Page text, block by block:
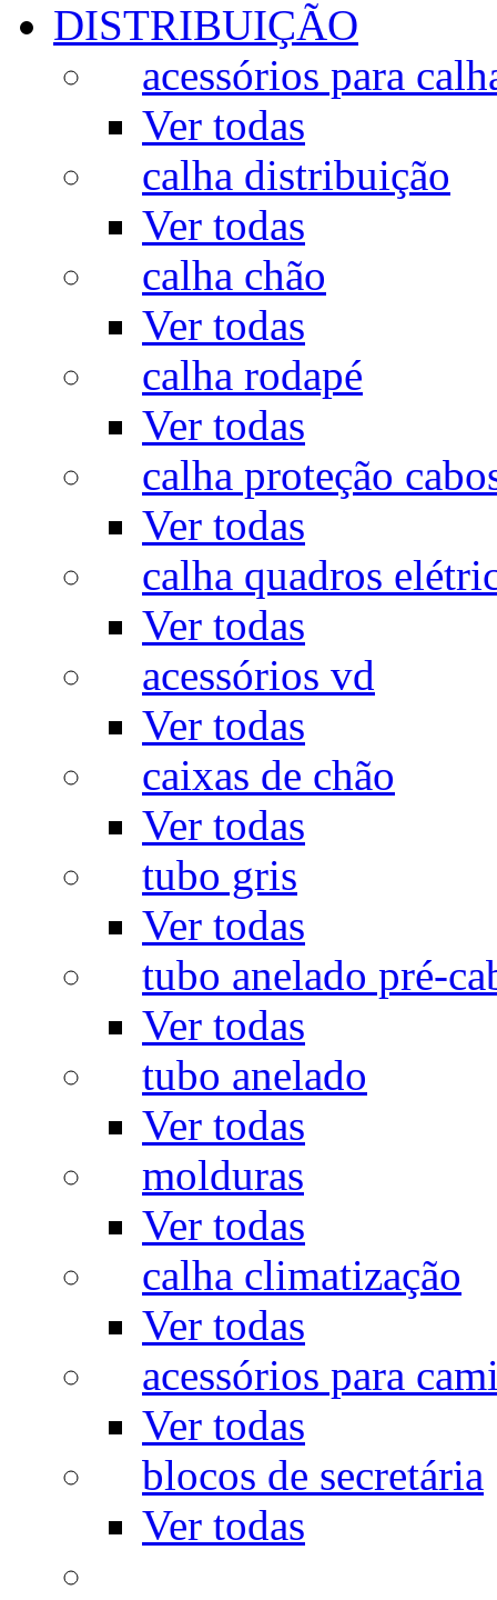
DISTRIBUIÇÃO
acessórios para
Ver todas
calha distribuição
Ver todas
calha chão
Ver todas
calha rodapé
Ver todas
calha proteção
Ver todas
calha quadros
Ver todas
acessórios vd
Ver todas
caixas de chão
Ver todas
tubo gris
Ver todas
tubo anelado pré-
Ver todas
tubo anelado
Ver todas
molduras
Ver todas
calha climatização
Ver todas
acessórios para
Ver todas
blocos de secretária
Ver todas